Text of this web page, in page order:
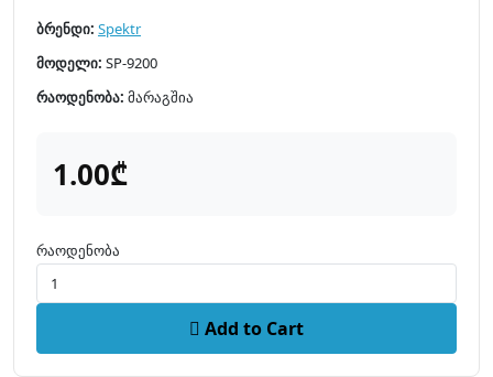
ბრენდი: Spektr
მოდელი: SP-9200
რაოდენობა: მარაგშია
1.00₾
რაოდენობა
Add to Cart